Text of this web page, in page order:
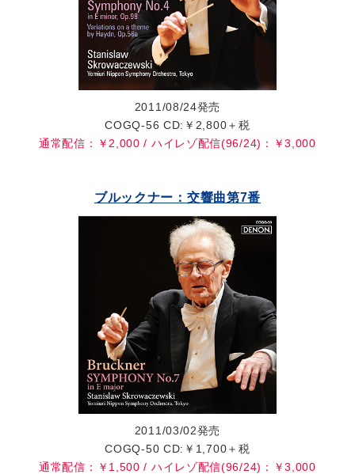
2011/08/24発売
COGQ-56 CD:￥2,800＋税
通常配信：￥2,000 / ハイレゾ配信(96/24)：￥3,000
ブルックナー：交響曲第7番
2011/03/02発売
COGQ-50 CD:￥1,700＋税
通常配信：￥1,500 / ハイレゾ配信(96/24)：￥3,000